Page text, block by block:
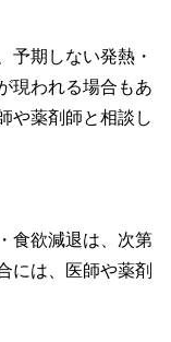
予期しない発熱・
現われる場合もあ
や薬剤師と相談し
食欲減退は、次第
には、医師や薬剤